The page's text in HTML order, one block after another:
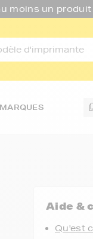
moins un produit
Aide &
Qu'est